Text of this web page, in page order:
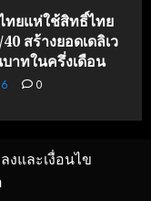
ทยแห่ใช้สิทธิ์ไทย
สร้างยอดเดลิเว
าทในครึ่งเดือน
0
งและเงื่อนไข